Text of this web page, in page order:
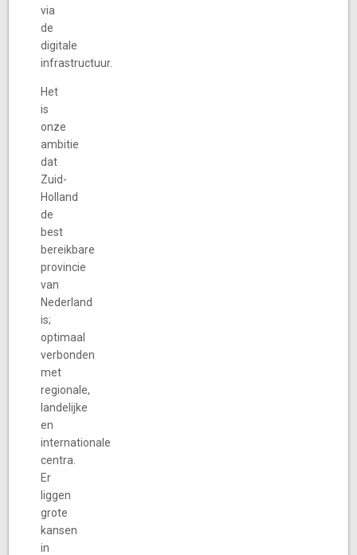
via
de
digitale
infrastructuur.
Het
is
onze
ambitie
dat
Zuid-
Holland
de
best
bereikbare
provincie
van
Nederland
is;
optimaal
verbonden
met
regionale,
landelijke
en
internationale
centra.
Er
liggen
grote
kansen
in